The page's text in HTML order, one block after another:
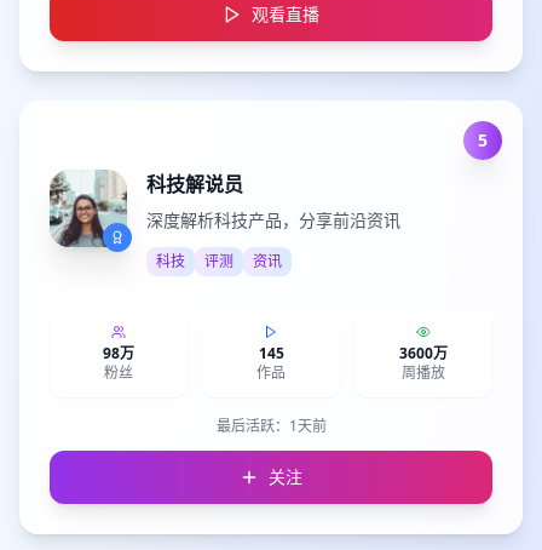
观看直播
5
科技解说员
深度解析科技产品，分享前沿资讯
科技 评测 资讯
98万
粉丝
145
作品
3600万
周播放
最后活跃： 1天前
关注